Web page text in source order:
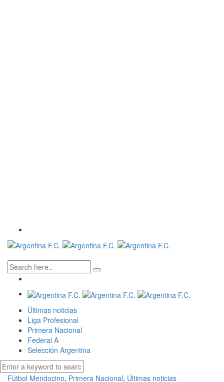
Últimas noticias
Liga Profesional
Primera Nacional
Federal A
Selección Argentina
Fútbol Mendocino, Primera Nacional, Últimas noticias